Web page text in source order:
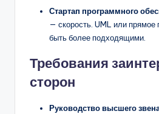
Стартап программного
— скорость. UML или прямое
быть более подходящими.
Требования
сторон
Руководство высшего